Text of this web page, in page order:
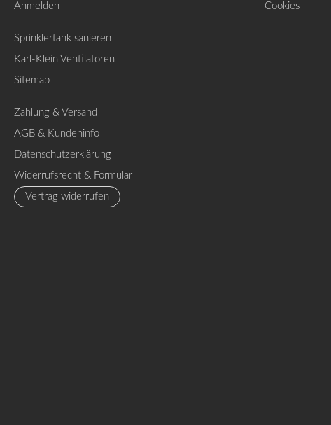
Anmelden
Sprinklertank sanieren
Karl-Klein Ventilatoren
Sitemap
Zahlung & Versand
AGB & Kundeninfo
Datenschutzerklärung
Widerrufsrecht & Formular
Vertrag widerrufen
Cookies